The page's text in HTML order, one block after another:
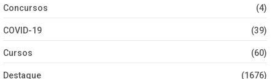
Concursos (4)
COVID-19 (39)
Cursos (60)
Destaque (1676)